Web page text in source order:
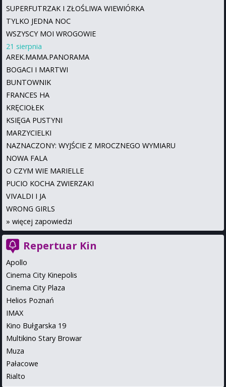
SUPERFUTRZAK I ZŁOŚLIWA WIEWIÓRKA
TYLKO JEDNA NOC
WSZYSCY MOI WROGOWIE
21 sierpnia
AREK.MAMA.PANORAMA
BOGACI I MARTWI
BUNTOWNIK
FRANCES HA
KRĘCIOŁEK
KSIĘGA PUSTYNI
MARZYCIELKI
NAZNACZONY: WYJŚCIE Z MROCZNEGO WYMIARU
NOWA FALA
O CZYM WIE MARIELLE
PUCIO KOCHA ZWIERZAKI
VIVALDI I JA
WRONG GIRLS
» więcej zapowiedzi
Repertuar Kin
Apollo
Cinema City Kinepolis
Cinema City Plaza
Helios Poznań
IMAX
Kino Bułgarska 19
Multikino Stary Browar
Muza
Pałacowe
Rialto